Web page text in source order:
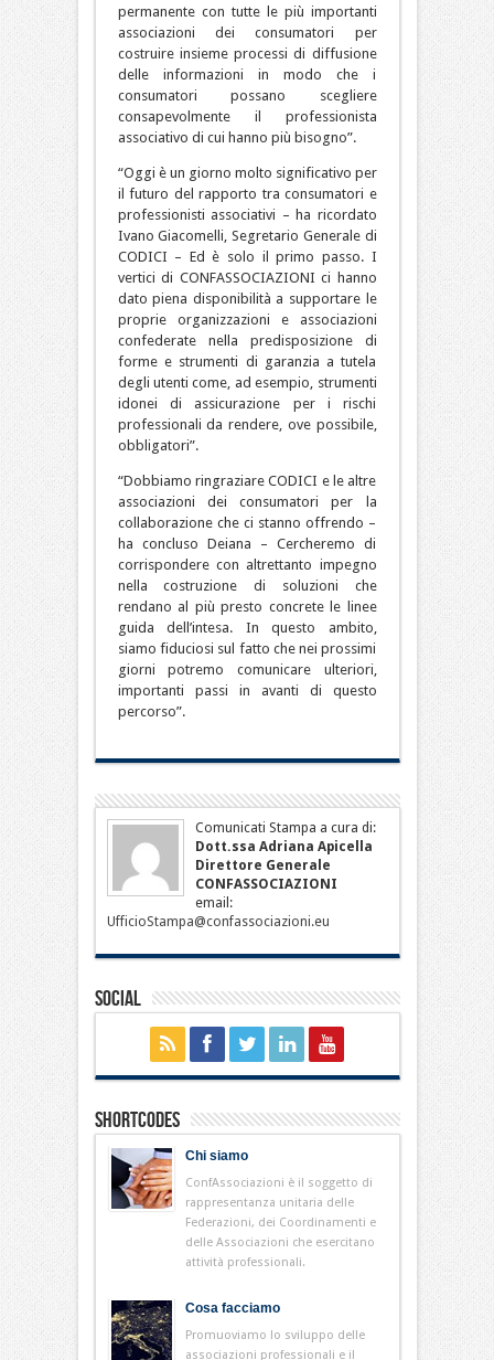
permanente con tutte le più importanti
associazioni dei consumatori per
costruire insieme processi di diffusione
delle informazioni in modo che i
consumatori possano scegliere
consapevolmente il professionista
associativo di cui hanno più bisogno”.
“Oggi è un giorno molto significativo per
il futuro del rapporto tra consumatori e
professionisti associativi – ha ricordato
Ivano Giacomelli, Segretario Generale di
CODICI – Ed è solo il primo passo. I
vertici di CONFASSOCIAZIONI ci hanno
dato piena disponibilità a supportare le
proprie organizzazioni e associazioni
confederate nella predisposizione di
forme e strumenti di garanzia a tutela
degli utenti come, ad esempio, strumenti
idonei di assicurazione per i rischi
professionali da rendere, ove possibile,
obbligatori”.
“Dobbiamo ringraziare CODICI e le altre
associazioni dei consumatori per la
collaborazione che ci stanno offrendo –
ha concluso Deiana – Cercheremo di
corrispondere con altrettanto impegno
nella costruzione di soluzioni che
rendano al più presto concrete le linee
guida dell’intesa. In questo ambito,
siamo fiduciosi sul fatto che nei prossimi
giorni potremo comunicare ulteriori,
importanti passi in avanti di questo
percorso”.
Comunicati Stampa a cura di:
Dott.ssa Adriana Apicella
Direttore Generale
CONFASSOCIAZIONI
email:
UfficioStampa@confassociazioni.eu
Social
Shortcodes
Chi siamo
ConfAssociazioni è il soggetto di
rappresentanza unitaria delle
Federazioni, dei Coordinamenti e
delle Associazioni che esercitano
attività professionali.
Cosa facciamo
Promuoviamo lo sviluppo delle
associazioni professionali e il